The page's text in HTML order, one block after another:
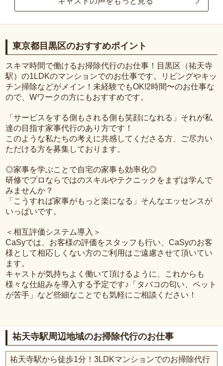
東京都目黒区のおすすめポイント
スキマ時間で働けるお掃除代行のお仕事！目黒区（祐天寺
駅）の1LDKのマンションでのお仕事です。リビングやキッ
チン掃除などがメイン！未経験でもOK!2時間〜のお仕事な
ので、Wワークの方にもおすすめです。
「サービスをする側もされる側も笑顔になれる」それが私
達の目指す家事代行のあり方です！
このような私たちの考えに共感してくださる方、ご尽力い
ただける方を募集しております。
◎家事を学ぶことで自宅の家事も効率化◎
研修でプロならではのスキルやテクニックをまずは学んで
みませんか？
「こうすれば家事がもっと楽になる」そんなエッセンスが
いっぱいです。
＜相互評価システム導入＞
CaSyでは、お客様の評価をスタッフも行い、CaSyのお客
様として相応しくない方のご利用はご遠慮させて頂いてい
ます。
キャストが気持ちよく働いて頂けるように、これからも
様々な仕組みを導入する予定です♪「タバコの匂い、ペット
が苦手」など些細なことでも気軽にご相談ください！
祐天寺駅周辺地域のお掃除代行のお仕事
祐天寺駅から徒歩1分！3LDKマンションでのお掃除代行